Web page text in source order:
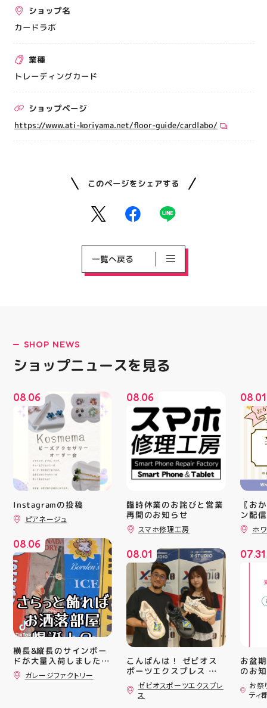
出店をご検討の方へ
催事出店募集
アティビジョンについて
ショップ名
カードラボ
業種
トレーディングカード
ショップページ
https://www.ati-koriyama.net/floor-guide/cardlabo/
このページをシェアする
一覧へ戻る
SHOP NEWS
ショップニュースを見る
08.06
Instagramの投稿
ピアネージュ
08.06
横長&縦長のサインボー
ドが大量入荷しました！
さらっと飾ればあっとい
う間にお洒落空間爆誕️‍️‍️‍
ガレージファクトリー
08.06
臨時休業のお詫びと営業
再開のお知らせ
スマホ修理工房
08.01
こんばんは！ ゼビオス
ポーツエクスプレス ア
ティ郡山です🦭 ・ ★本
日のラジオ★は アシッ
クスからランニングシュ
ゼビオスポーツエクスプレ
ス
08.01
〖お
ン配
ッパ
￥
ーポ
ース
です
りの
ので
キャ
#歯の
ホ
07.31
お盆
のお知らせ
用い
ざい
(水)
お祭
ティ